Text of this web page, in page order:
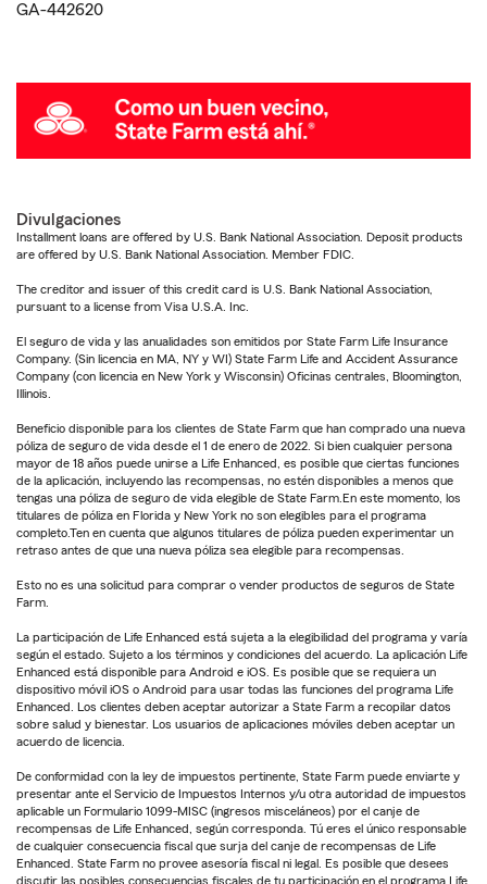
GA-442620
Divulgaciones
Installment loans are offered by U.S. Bank National Association. Deposit products
are offered by U.S. Bank National Association. Member FDIC.
The creditor and issuer of this credit card is U.S. Bank National Association,
pursuant to a license from Visa U.S.A. Inc.
El seguro de vida y las anualidades son emitidos por State Farm Life Insurance
Company. (Sin licencia en MA, NY y WI) State Farm Life and Accident Assurance
Company (con licencia en New York y Wisconsin) Oficinas centrales, Bloomington,
Illinois.
Beneficio disponible para los clientes de State Farm que han comprado una nueva
póliza de seguro de vida desde el 1 de enero de 2022. Si bien cualquier persona
mayor de 18 años puede unirse a Life Enhanced, es posible que ciertas funciones
de la aplicación, incluyendo las recompensas, no estén disponibles a menos que
tengas una póliza de seguro de vida elegible de State Farm.En este momento, los
titulares de póliza en Florida y New York no son elegibles para el programa
completo.Ten en cuenta que algunos titulares de póliza pueden experimentar un
retraso antes de que una nueva póliza sea elegible para recompensas.
Esto no es una solicitud para comprar o vender productos de seguros de State
Farm.
La participación de Life Enhanced está sujeta a la elegibilidad del programa y varía
según el estado. Sujeto a los términos y condiciones del acuerdo. La aplicación Life
Enhanced está disponible para Android e iOS. Es posible que se requiera un
dispositivo móvil iOS o Android para usar todas las funciones del programa Life
Enhanced. Los clientes deben aceptar autorizar a State Farm a recopilar datos
sobre salud y bienestar. Los usuarios de aplicaciones móviles deben aceptar un
acuerdo de licencia.
De conformidad con la ley de impuestos pertinente, State Farm puede enviarte y
presentar ante el Servicio de Impuestos Internos y/u otra autoridad de impuestos
aplicable un Formulario 1099-MISC (ingresos misceláneos) por el canje de
recompensas de Life Enhanced, según corresponda. Tú eres el único responsable
de cualquier consecuencia fiscal que surja del canje de recompensas de Life
Enhanced. State Farm no provee asesoría fiscal ni legal. Es posible que desees
discutir las posibles consecuencias fiscales de tu participación en el programa Life